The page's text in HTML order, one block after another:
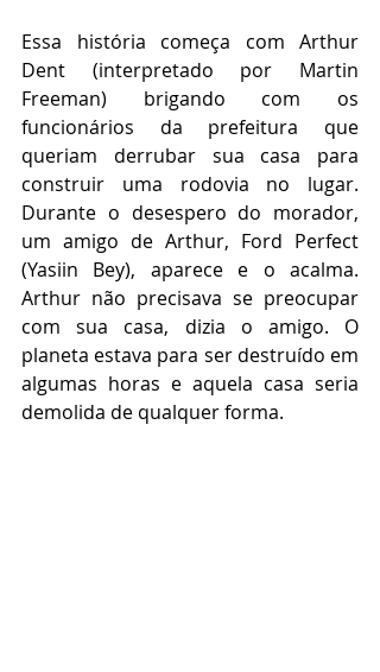
Essa história começa com Arthur
Dent (interpretado por Martin
Freeman) brigando com os
funcionários da prefeitura que
queriam derrubar sua casa para
construir uma rodovia no lugar.
Durante o desespero do morador,
um amigo de Arthur, Ford Perfect
(Yasiin Bey), aparece e o acalma.
Arthur não precisava se preocupar
com sua casa, dizia o amigo. O
planeta estava para ser destruído em
algumas horas e aquela casa seria
demolida de qualquer forma.